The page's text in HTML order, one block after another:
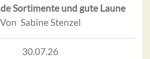
Sortimente und gute Laune
Von Sabine Stenzel
30.07.26